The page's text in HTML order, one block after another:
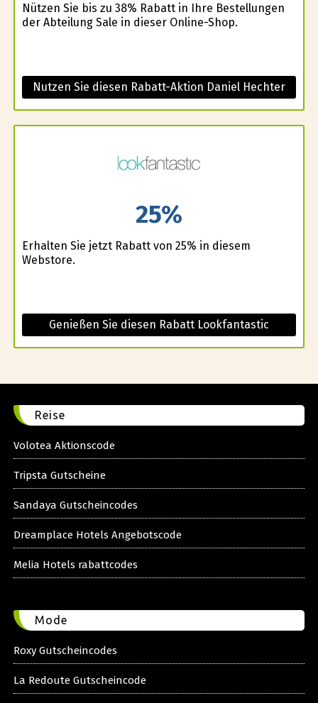
Nützen Sie bis zu 38% Rabatt in Ihre Bestellungen
der Abteilung Sale in dieser Online-Shop.
Nutzen Sie diesen Rabatt-Aktion Daniel Hechter
25%
Erhalten Sie jetzt Rabatt von 25% in diesem
Webstore.
Genießen Sie diesen Rabatt Lookfantastic
Reise
Volotea Aktionscode
Tripsta Gutscheine
Sandaya Gutscheincodes
Dreamplace Hotels Angebotscode
Melia Hotels rabattcodes
Mode
Roxy Gutscheincodes
La Redoute Gutscheincode